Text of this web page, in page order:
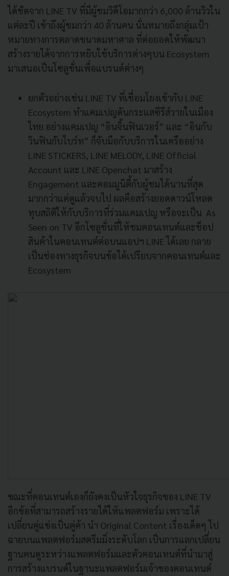
ได้ชัดจาก LINE TV ที่มีผู้ชมวิดีโอมากกว่า 6,000 ล้านวิวใน
แต่ละปี เข้าถึงผู้ชมกว่า 40 ล้านคน นั่นหมายถึงกลุ่มเป้า
หมายทางการตลาดขนาดมหาศาล ที่ต่อยอดให้พัฒนา
สร้างรายได้จากการหยิบใช้บริการต่างๆบน Ecosystem
มาเสนอเป็นโซลูชั่นเพื่อแบรนด์ต่างๆ
ยกตัวอย่างเช่น LINE TV ที่เชื่อมโยงเข้ากับ LINE
Ecosystem ทำแคมเปญดันกระแสซีรีส์วายในเมือง
ไทย อย่างแคมเปญ “อินจิ้นฟินเวอร์” และ “อินกับ
วินฟินกับไบร์ท” ก็จับมือกับบริการในเครืออย่าง
LINE STICKERS, LINE MELODY, LINE Official
Account และ LINE Openchat มาสร้าง
Engagement และคอมมูนิตี้กับผู้ชมได้นานที่สุด
มากกว่าแค่ดูแล้วจบไป ผลคือสร้างยอดดาวน์โหลด
ทุบสถิติให้กับบริการที่ร่วมแคมเปญ หรือจะเป็น As
Seen on TV อีกโซลูชั่นที่ให้ชมคอนเทนต์และช็อป
สินค้าในคอนเทนต์ต่อบนแอปฯ LINE ได้เลย กลาย
เป็นช่องทางธุรกิจบนข้อได้เปรียบจากคอนเทนต์และ
Ecosystem
ขณะที่คอนเทนต์เองก็ยังคงเป็นหัวใจธุรกิจของ LINE TV
อีกข้อที่สามารถสร้างรายได้ให้แพลตฟอร์ม เพราะได้
เปลี่ยนคู่แข่งเป็นคู่ค้า นำ Original Content เรื่องเด็ดๆ ไป
ฉายบนแพลตฟอร์มสตรีมมิ่งระดับโลก เป็นการแลกเปลี่ยน
ฐานคนดูระหว่างแพลตฟอร์มและตัวคอนเทนต์ที่นำมาสู่
การสร้างแบรนด์ในฐานะแพลตฟอร์มเจ้าของคอนเทนต์